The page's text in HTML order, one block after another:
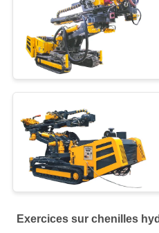
Exercices sur chenilles